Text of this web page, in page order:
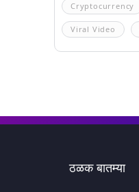
Cryptocurrency
Viral Video
ठळक बातम्या